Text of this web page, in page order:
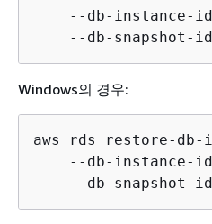
--db-instance-
--db-snapshot-
Windows의 경우:
aws rds restore-db-
--db-instance-
--db-snapshot-